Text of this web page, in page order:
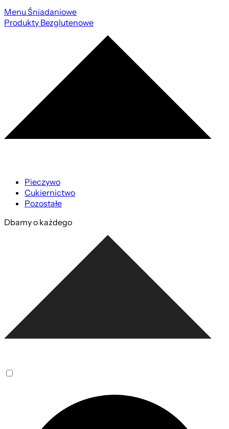
Menu Śniadaniowe
Produkty Bezglutenowe
Pieczywo
Cukiernictwo
Pozostałe
Dbamy o każdego